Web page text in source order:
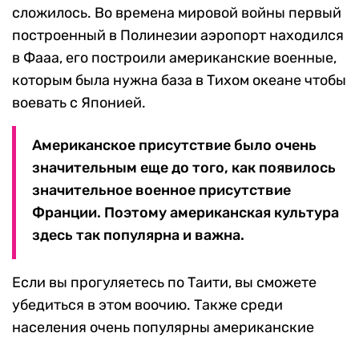
сложилось. Во времена мировой войны первый
построенный в Полинезии аэропорт находился
в Фааа, его построили американские военные,
которым была нужна база в Тихом океане чтобы
воевать с Японией.
Американское присутствие было очень
значительным еще до того, как появилось
значительное военное присутствие
Франции. Поэтому американская культура
здесь так популярна и важна.
Если вы прогуляетесь по Таити, вы сможете
убедиться в этом воочию. Также среди
населения очень популярны американские